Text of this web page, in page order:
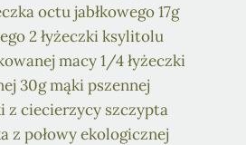
octu jabłkowego 17g
2 łyżeczki ksylitolu
macy 1/4 łyżeczki
30g mąki pszennej
z ciecierzycy szczypta
z połowy ekologicznej